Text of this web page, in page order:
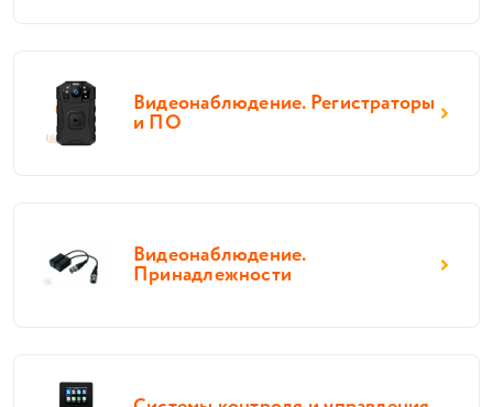
Видеонаблюдение. Регистраторы
и ПО
Видеонаблюдение.
Принадлежности